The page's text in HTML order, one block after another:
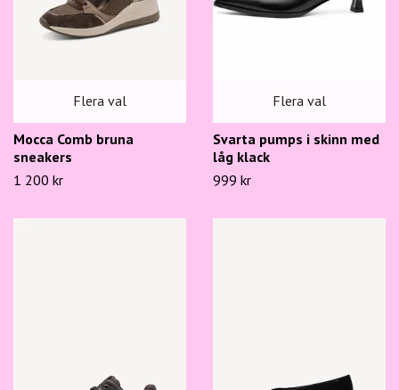
Flera val
Mocca Comb bruna
sneakers
1 200 kr
Flera val
Svarta pumps i skinn med
låg klack
999 kr